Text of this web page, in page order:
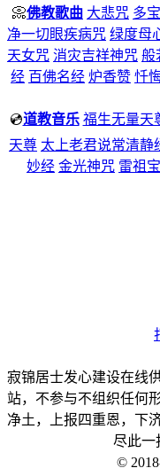
📀佛教歌曲 大悲咒 多
净一切眼疾病咒 绿度母
天女咒 消灾吉祥神咒 般
经 百佛名经 炉香赞 忏
💿道教音乐 福生无量天
天尊 太上老君说常清静
妙经 金光神咒 雷祖
寂锦居士发心建设在线
站，不参与不组织任何
净土，上报四重恩，下
尽此一
©